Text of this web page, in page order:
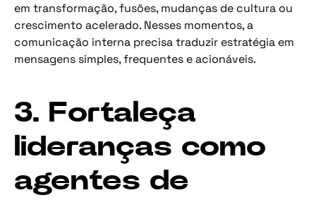
em transformação, fusões, mudanças de cultura ou
crescimento acelerado. Nesses momentos, a
comunicação interna precisa traduzir estratégia em
mensagens simples, frequentes e acionáveis.
3. Fortaleça
lideranças como
agentes de